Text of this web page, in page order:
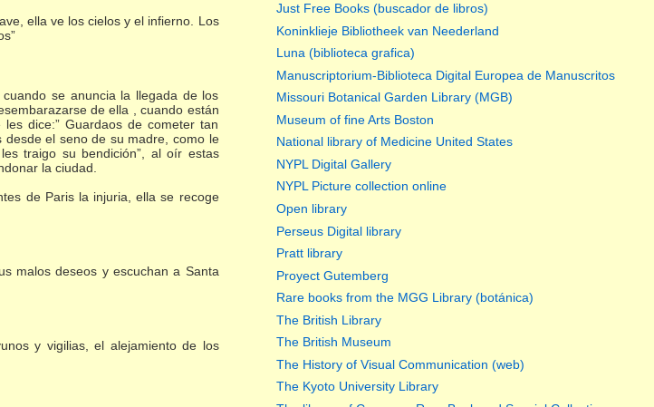
ella ve los cielos y el infierno. Los
se anuncia la llegada de los
de ella , cuando están
dice:” Guardaos de cometer tan
el seno de su madre, como le
traigo su bendición”, al oír estas
la ciudad.
de Paris la injuria, ella se recoge
malos deseos y escuchan a Santa
y vigilias, el alejamiento de los
Just Free Books (buscador de libros)
Koninklieje Bibliotheek van Neederland
Luna (biblioteca grafica)
Manuscriptorium-Biblioteca Digital Europea de Manuscritos
Missouri Botanical Garden Library (MGB)
Museum of fine Arts Boston
National library of Medicine United States
NYPL Digital Gallery
NYPL Picture collection online
Open library
Perseus Digital library
Pratt library
Proyect Gutemberg
Rare books from the MGG Library (botánica)
The British Library
The British Museum
The History of Visual Communication (web)
The Kyoto University Library